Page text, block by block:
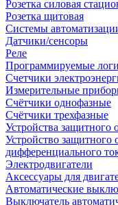
Розетка силовая
Розетка щитовая
Системы
Датчики/сенсоры
Реле
Программируемые
Счетчики
Измерительные
Счётчики однофазные
Счётчики трехфазные
Устройства
Устройство
дифференциального
Электродвигатели
Аксессуары для
Автоматические
Выключатель